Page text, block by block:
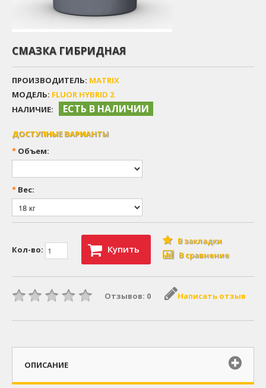
СМАЗКА ГИБРИДНАЯ
ПРОИЗВОДИТЕЛЬ: MATRIX
МОДЕЛЬ: FLUOR HYBRID 2
НАЛИЧИЕ:
ЕСТЬ В НАЛИЧИИ
ДОСТУПНЫЕ ВАРИАНТЫ
* Объем:
* Вес:
Кол-во: Купить
В закладки
В сравнение
Отзывов: 0 Написать отзыв
ОПИСАНИЕ